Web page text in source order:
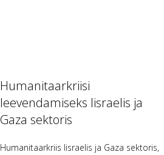
Humanitaarkriisi
leevendamiseks Iisraelis ja
Gaza sektoris
Humanitaarkriis Iisraelis ja Gaza sektoris,